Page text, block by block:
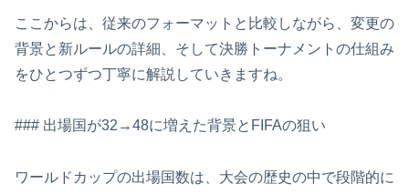
ここからは、従来のフォーマットと比較しながら、変更の
背景と新ルールの詳細、そして決勝トーナメントの仕組み
をひとつずつ丁寧に解説していきますね。
### 出場国が32→48に増えた背景とFIFAの狙い
ワールドカップの出場国数は、大会の歴史の中で段階的に